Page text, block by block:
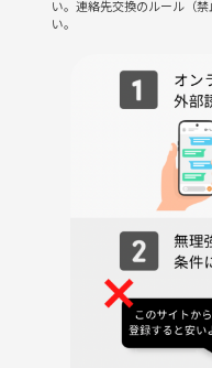
い。連絡先交換のルール（
い。